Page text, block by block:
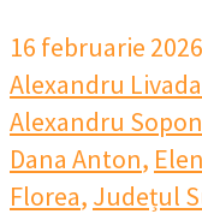
16 februarie 2026
Alexandru
Alexandru Sopon
Dana Anton,
Florea, Județul